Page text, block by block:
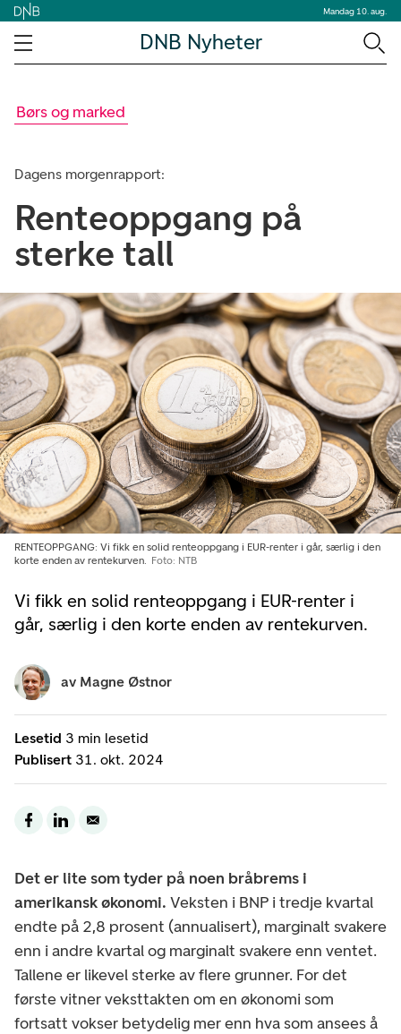
Mandag 10. aug.
DNB Nyheter
Børs og marked
Dagens morgenrapport:
Renteoppgang på
sterke tall
Vi fikk en solid renteoppgang i EUR-renter i
går, særlig i den korte enden av rentekurven.
RENTEOPPGANG: Vi fikk en solid renteoppgang i EUR-renter i går, særlig i den
korte enden av rentekurven.
Foto: NTB
Lesetid 3 min lesetid
Publisert 31. okt. 2024
av Magne Østnor
Det er lite som tyder på noen bråbrems i
amerikansk økonomi. Veksten i BNP i tredje kvartal
endte på 2,8 prosent (annualisert), marginalt svakere
enn i andre kvartal og marginalt svakere enn ventet.
Tallene er likevel sterke av flere grunner. For det
første vitner veksttakten om en økonomi som
fortsatt vokser betydelig mer enn hva som ansees å